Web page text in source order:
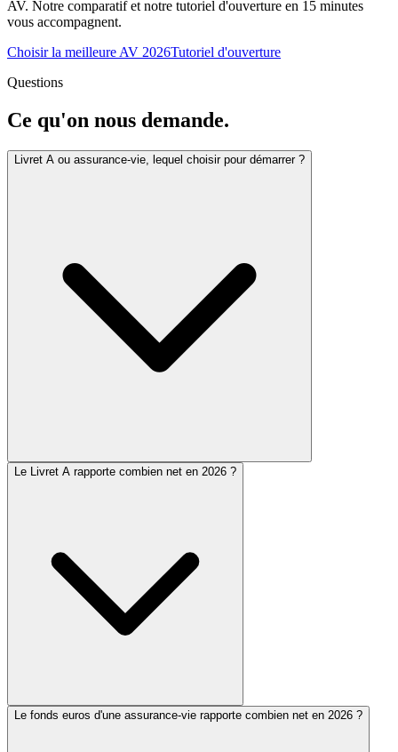
AV. Notre comparatif et notre tutoriel d'ouverture en 15 minutes
vous accompagnent.
Choisir la meilleure AV 2026Tutoriel d'ouverture
Questions
Ce qu'on nous demande.
Livret A ou assurance-vie, lequel choisir pour démarrer ?
Le Livret A rapporte combien net en 2026 ?
Le fonds euros d'une assurance-vie rapporte combien net en 2026 ?